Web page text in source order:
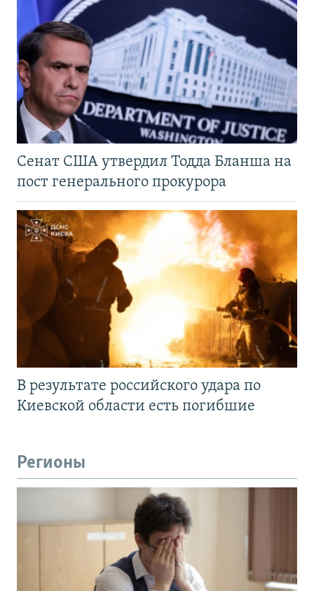
Сенат США утвердил Тодда Бланша на
пост генерального прокурора
В результате российского удара по
Киевской области есть погибшие
Регионы